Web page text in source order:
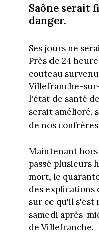
Saône serait
danger.
Ses jours ne
Près de 24
couteau
Villefranche-sur-
l'état de santé
serait amélioré,
de nos
Maintenant
passé plusieurs
mort, le
des explications
sur ce qu'il s'est
samedi après-
de Villefranche.